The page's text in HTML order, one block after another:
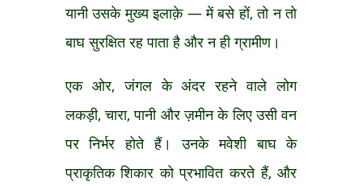
यानी उसके मुख्य इलाक़े — में बसे हों, तो न तो
बाघ सुरक्षित रह पाता है और न ही ग्रामीण।
एक ओर, जंगल के अंदर रहने वाले लोग
लकड़ी, चारा, पानी और ज़मीन के लिए उसी वन
पर निर्भर होते हैं। उनके मवेशी बाघ के
प्राकृतिक शिकार को प्रभावित करते हैं, और